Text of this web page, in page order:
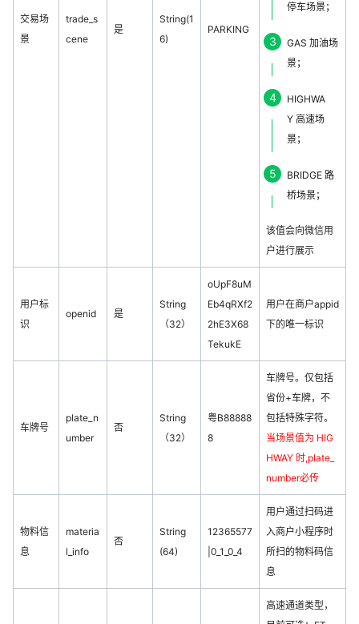
交易场
景
trade_s
cene
是
String(1
6)
PARKING
停车场景；
GAS 加油场
景；
HIGHWA
Y 高速场
景；
BRIDGE 路
桥场景；
该值会向微信用
户进行展示
用户标
识
openid 是
String
（32）
oUpF8uM
Eb4qRXf2
2hE3X68
TekukE
用户在商户appid
下的唯一标识
车牌号
plate_n
umber
否
String
（32）
粤B88888
8
车牌号。仅包括
省份+车牌，不
包括特殊字符。
当场景值为 HIG
HWAY 时,plate_
number必传
物料信
息
materia
l_info
否
String
(64)
12365577
|0_1_0_4
用户通过扫码进
入商户小程序时
所扫的物料码信
息
高速通道类型，